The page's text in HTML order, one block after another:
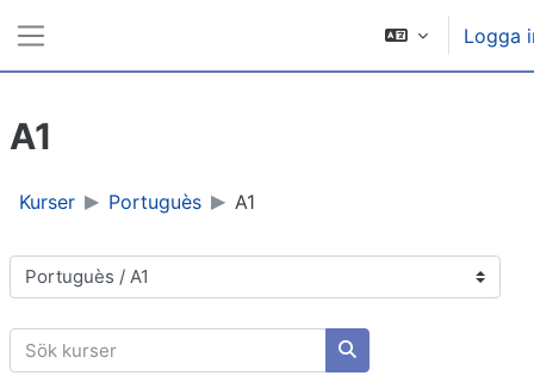
Logga
A1
Kurser Portuguès A1
Kurskategorier
Sök kurser
Sök kurser